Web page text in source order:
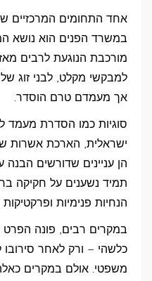
אחד התחומים המרכזיים
במשרד הפנים הוא נושא
מורכבת הנוגעת לרבים
למבקשי מקלט, לבני זוג
אך מעמדם טרם הוסדר.
סוגיות כמו הסדרת מעמד
ישראלית, הארכת אשרות
הן עניינים שדורשים הבנה
תמיד נשענים על חקיקה
הנחיות פנימיות ופרקטיקות
במקרים רבים, פונה
כלשהי – ורק לאחר סירובו
משפטי. אולם במקרים